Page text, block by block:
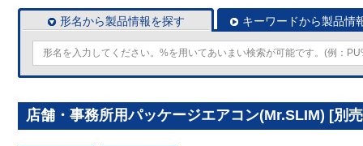
形名から製品情報を探す キーワードから製品情
店舗・事務所用パッケージエアコン(Mr.SLIM) [別